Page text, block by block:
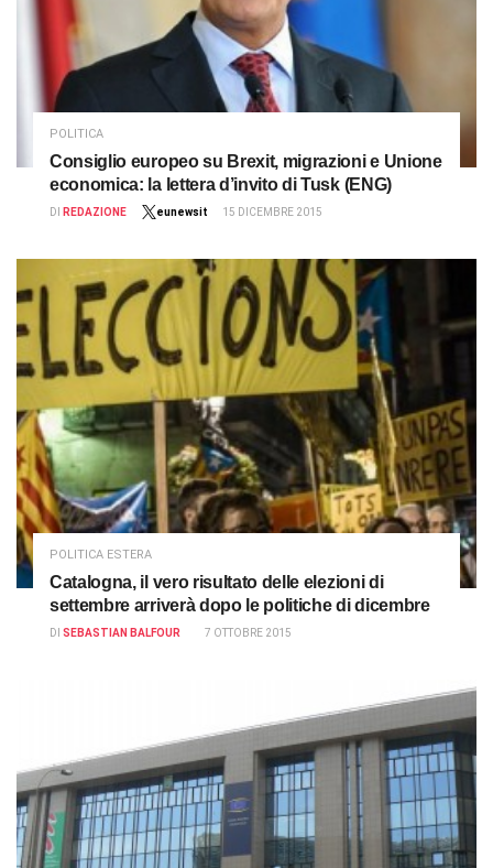
POLITICA
Consiglio europeo su Brexit, migrazioni e Unione
economica: la lettera d’invito di Tusk (ENG)
DI REDAZIONE eunewsit 15 DICEMBRE 2015
POLITICA ESTERA
Catalogna, il vero risultato delle elezioni di
settembre arriverà dopo le politiche di dicembre
DI SEBASTIAN BALFOUR 7 OTTOBRE 2015